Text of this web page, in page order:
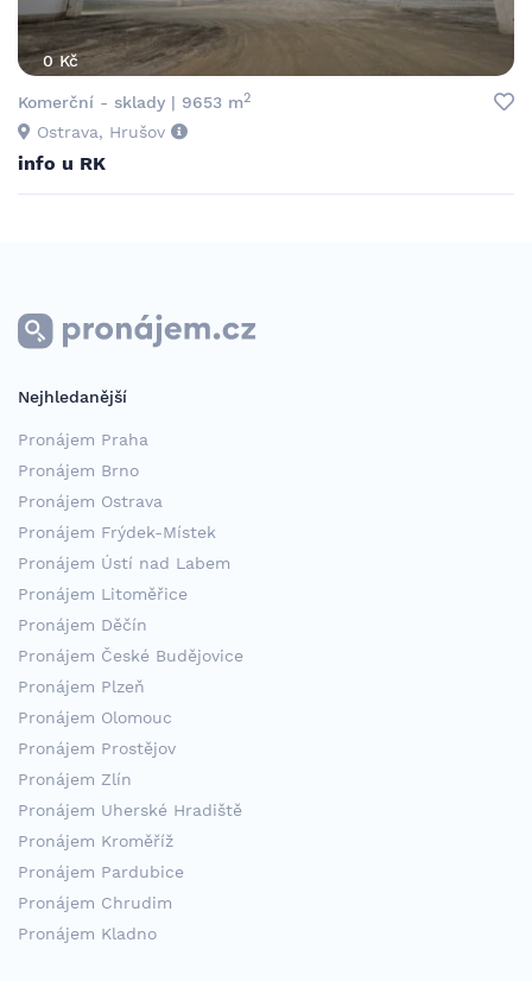
0 Kč
Komerční - sklady | 9653 m2
Ostrava, Hrušov
info u RK
Nejhledanější
Pronájem Praha
Pronájem Brno
Pronájem Ostrava
Pronájem Frýdek-Místek
Pronájem Ústí nad Labem
Pronájem Litoměřice
Pronájem Děčín
Pronájem České Budějovice
Pronájem Plzeň
Pronájem Olomouc
Pronájem Prostějov
Pronájem Zlín
Pronájem Uherské Hradiště
Pronájem Kroměříž
Pronájem Pardubice
Pronájem Chrudim
Pronájem Kladno